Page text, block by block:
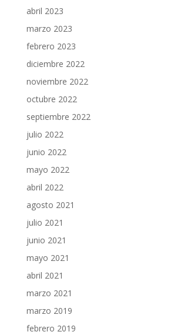
abril 2023
marzo 2023
febrero 2023
diciembre 2022
noviembre 2022
octubre 2022
septiembre 2022
julio 2022
junio 2022
mayo 2022
abril 2022
agosto 2021
julio 2021
junio 2021
mayo 2021
abril 2021
marzo 2021
marzo 2019
febrero 2019